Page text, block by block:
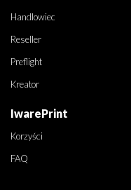
Handlowiec
Reseller
Preflight
Kreator
IwarePrint
Korzyści
FAQ